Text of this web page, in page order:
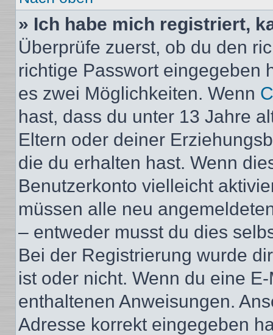
» Ich habe mich registriert,
Überprüfe zuerst, ob du den
richtige Passwort eingegeben
es zwei Möglichkeiten. Wenn
hast, dass du unter 13 Jahre
Eltern oder deiner
die du erhalten hast. Wenn
Benutzerkonto vielleicht
müssen alle neu
– entweder musst du dies
Bei der Registrierung wurde
ist oder nicht. Wenn du eine
enthaltenen Anweisungen.
Adresse korrekt eingegeben